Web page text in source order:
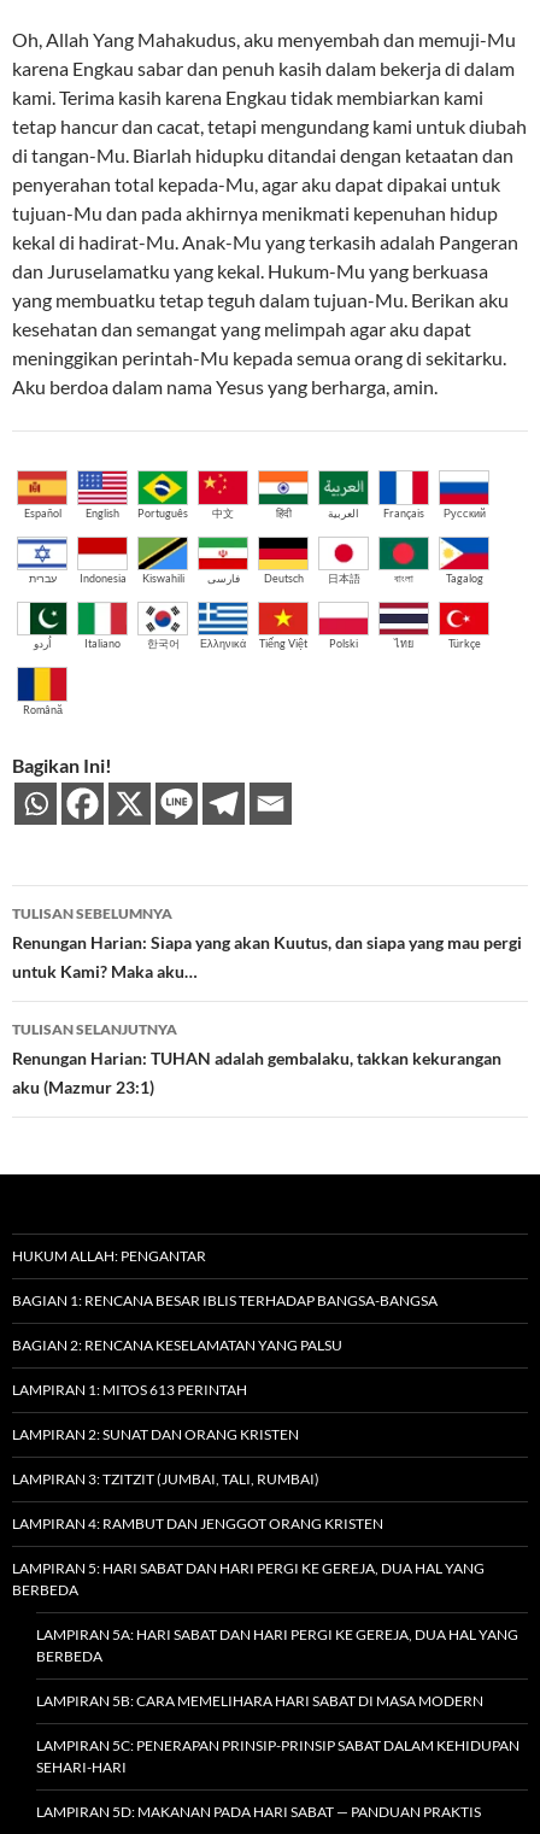
Oh, Allah Yang Mahakudus, aku menyembah dan memuji-Mu
karena Engkau sabar dan penuh kasih dalam bekerja di dalam
kami. Terima kasih karena Engkau tidak membiarkan kami
tetap hancur dan cacat, tetapi mengundang kami untuk diubah
di tangan-Mu. Biarlah hidupku ditandai dengan ketaatan dan
penyerahan total kepada-Mu, agar aku dapat dipakai untuk
tujuan-Mu dan pada akhirnya menikmati kepenuhan hidup
kekal di hadirat-Mu. Anak-Mu yang terkasih adalah Pangeran
dan Juruselamatku yang kekal. Hukum-Mu yang berkuasa
yang membuatku tetap teguh dalam tujuan-Mu. Berikan aku
kesehatan dan semangat yang melimpah agar aku dapat
meninggikan perintah-Mu kepada semua orang di sekitarku.
Aku berdoa dalam nama Yesus yang berharga, amin.
Español English Português 中文 हिंदी العربية Français Русский
עברית Indonesia Kiswahili فارسی Deutsch 日本語 বাংলা Tagalog
اُردو Italiano 한국어 Ελληνικά Tiếng Việt Polski ไทย Türkçe
Română
Bagikan Ini!
Navigasi
Tulisan
TULISAN SEBELUMNYA
Renungan Harian: Siapa yang akan Kuutus, dan siapa yang mau pergi
untuk Kami? Maka aku…
TULISAN SELANJUTNYA
Renungan Harian: TUHAN adalah gembalaku, takkan kekurangan
aku (Mazmur 23:1)
HUKUM ALLAH: PENGANTAR
BAGIAN 1: RENCANA BESAR IBLIS TERHADAP BANGSA-BANGSA
BAGIAN 2: RENCANA KESELAMATAN YANG PALSU
LAMPIRAN 1: MITOS 613 PERINTAH
LAMPIRAN 2: SUNAT DAN ORANG KRISTEN
LAMPIRAN 3: TZITZIT (JUMBAI, TALI, RUMBAI)
LAMPIRAN 4: RAMBUT DAN JENGGOT ORANG KRISTEN
LAMPIRAN 5: HARI SABAT DAN HARI PERGI KE GEREJA, DUA HAL YANG
BERBEDA
LAMPIRAN 5A: HARI SABAT DAN HARI PERGI KE GEREJA, DUA HAL YANG
BERBEDA
LAMPIRAN 5B: CARA MEMELIHARA HARI SABAT DI MASA MODERN
LAMPIRAN 5C: PENERAPAN PRINSIP-PRINSIP SABAT DALAM KEHIDUPAN
SEHARI-HARI
LAMPIRAN 5D: MAKANAN PADA HARI SABAT — PANDUAN PRAKTIS